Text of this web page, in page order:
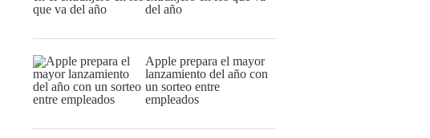
del año
Apple prepara el mayor
lanzamiento del año con
un sorteo entre
empleados